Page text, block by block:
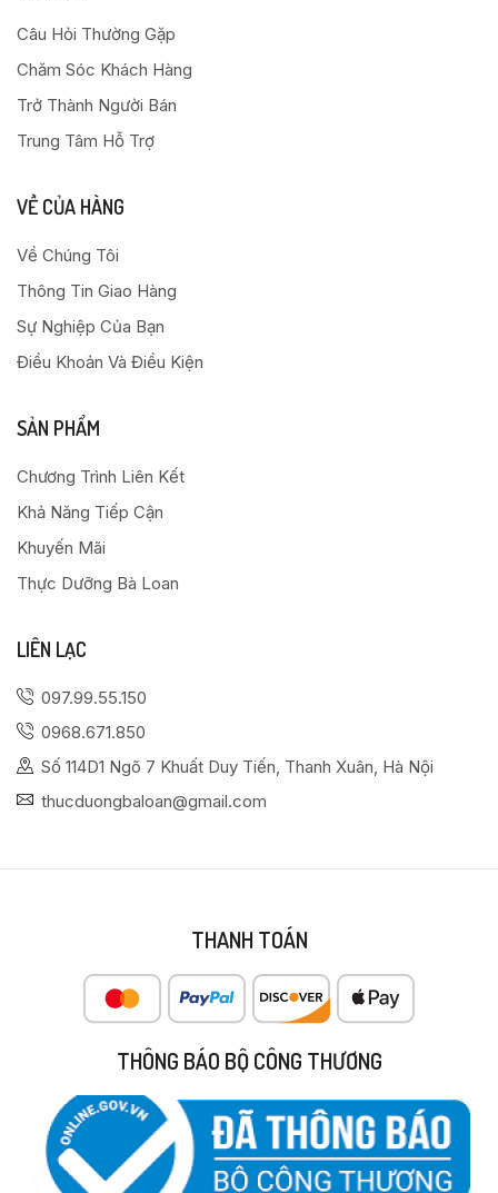
Câu Hỏi Thường Gặp
Chăm Sóc Khách Hàng
Trở Thành Người Bán
Trung Tâm Hỗ Trợ
VỀ CỦA HÀNG
Về Chúng Tôi
Thông Tin Giao Hàng
Sự Nghiệp Của Bạn
Điều Khoản Và Điều Kiện
SẢN PHẨM
Chương Trình Liên Kết
Khả Năng Tiếp Cận
Khuyến Mãi
Thực Dưỡng Bà Loan
LIÊN LẠC
097.99.55.150
0968.671.850
Số 114D1 Ngõ 7 Khuất Duy Tiến, Thanh Xuân, Hà Nội
thucduongbaloan@gmail.com
THANH TOÁN
THÔNG BÁO BỘ CÔNG THƯƠNG